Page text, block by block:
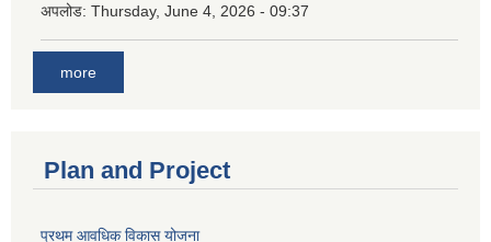
अपलोड: Thursday, June 4, 2026 - 09:37
more
Plan and Project
प्रथम आवधिक विकास योजना